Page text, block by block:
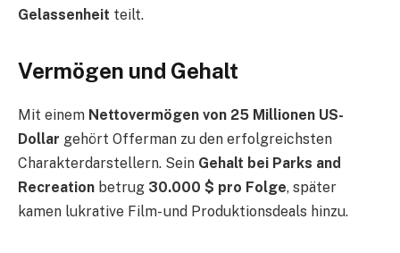
Gelassenheit teilt.
Vermögen und Gehalt
Mit einem Nettovermögen von 25 Millionen US-
Dollar gehört Offerman zu den erfolgreichsten
Charakterdarstellern. Sein Gehalt bei Parks and
Recreation betrug 30.000 $ pro Folge, später
kamen lukrative Film- und Produktionsdeals hinzu.